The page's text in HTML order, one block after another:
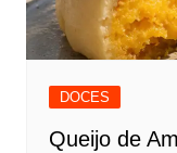
DOCES
Queijo de